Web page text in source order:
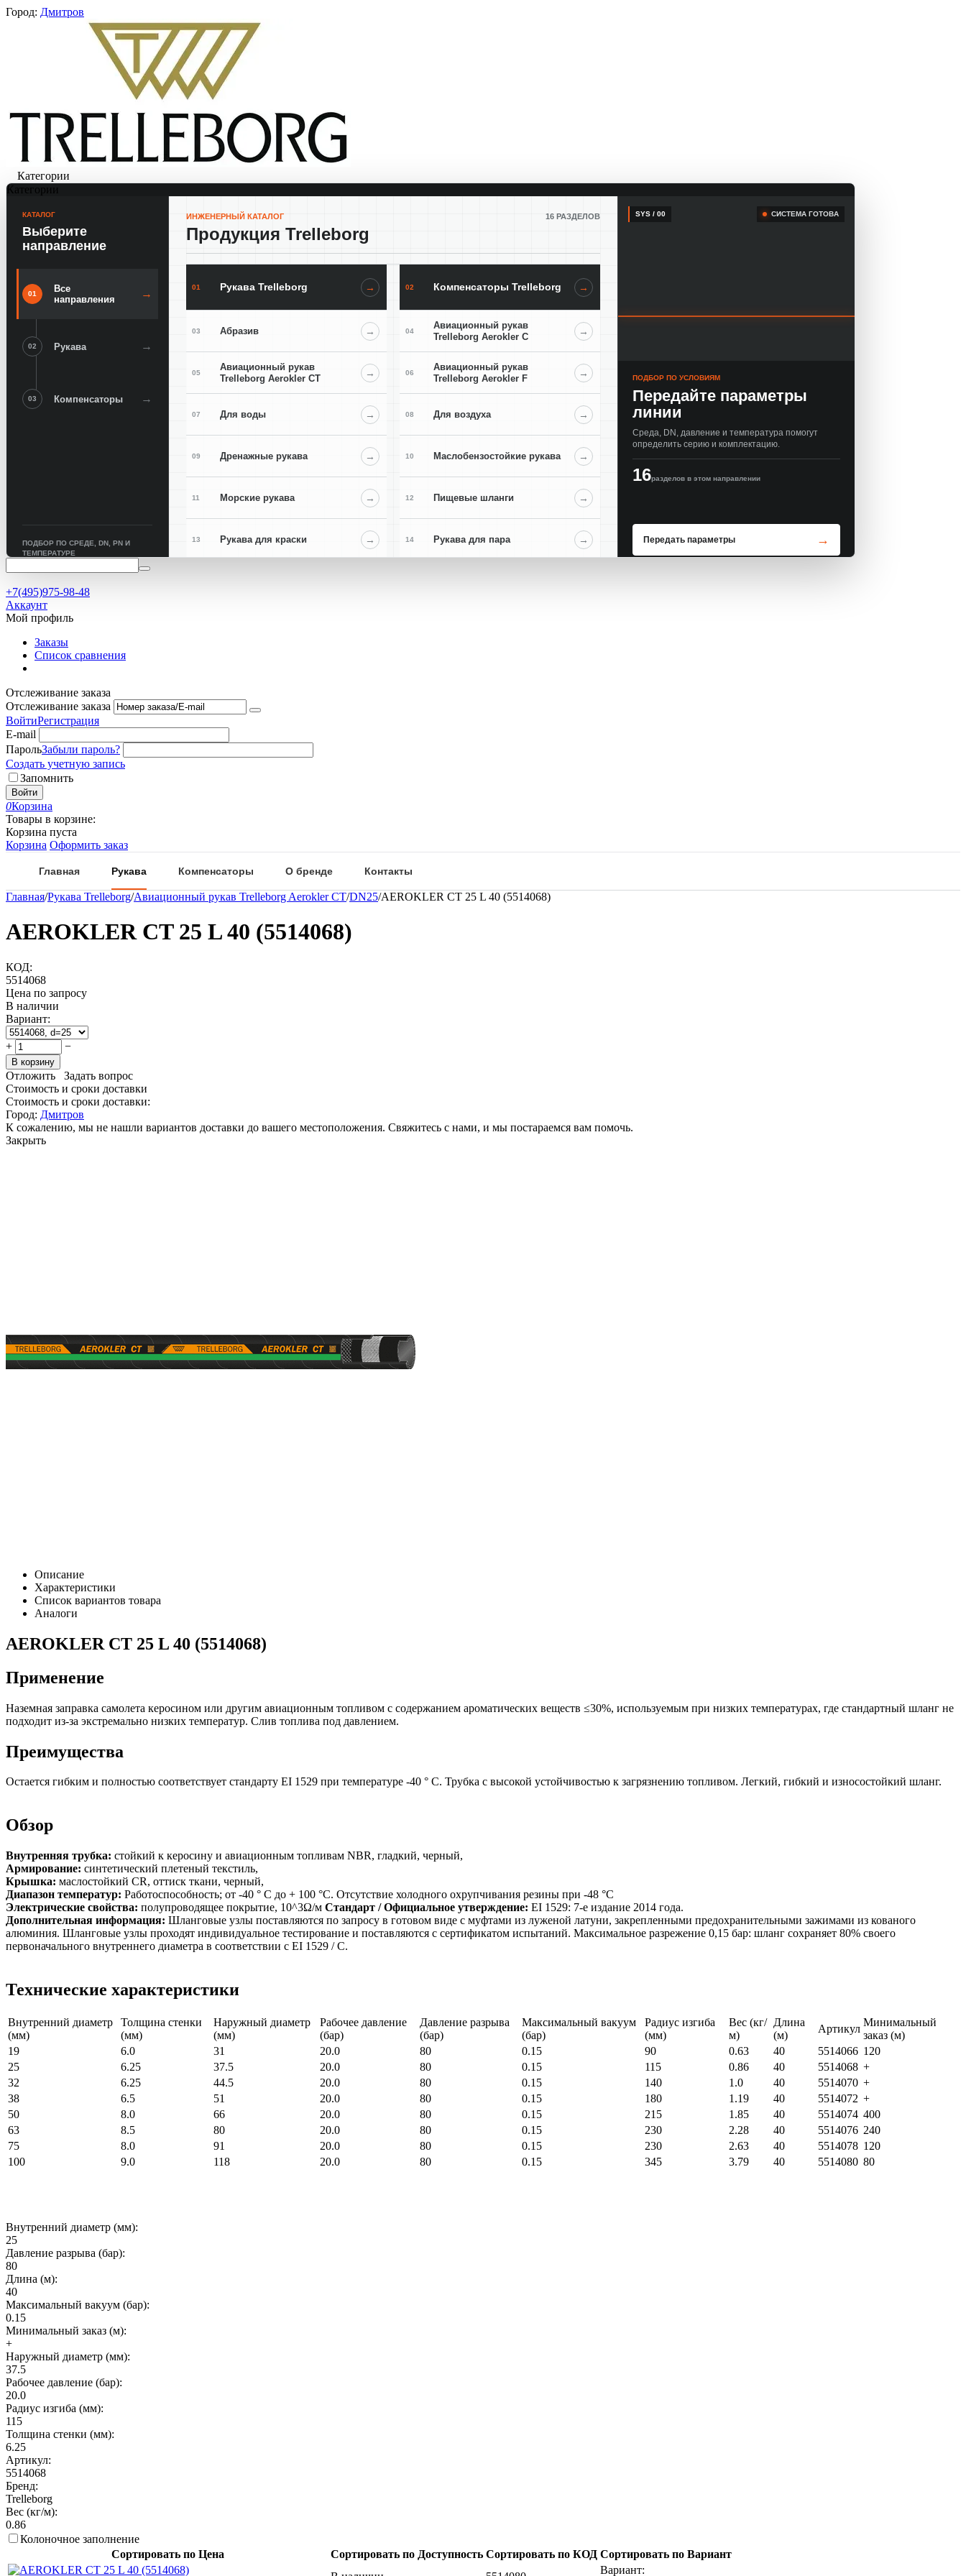
Город: Дмитров
Категории
Категории
КАТАЛОГ
Выберите
направление
01
Все
направления
→
02 Рукава →
03 Компенсаторы →
ПОДБОР ПО СРЕДЕ, DN, PN И
ТЕМПЕРАТУРЕ
ИНЖЕНЕРНЫЙ КАТАЛОГ
Продукция Trelleborg
16 РАЗДЕЛОВ
01 Рукава Trelleborg → 02 Компенсаторы Trelleborg →
03 Абразив → 04
Авиационный рукав
Trelleborg Aerokler C
→
05
Авиационный рукав
Trelleborg Aerokler CT
→ 06
Авиационный рукав
Trelleborg Aerokler F
→
07 Для воды → 08 Для воздуха →
09 Дренажные рукава → 10 Маслобензостойкие рукава →
11 Морские рукава → 12 Пищевые шланги →
13 Рукава для краски → 14 Рукава для пара →
SYS / 00 СИСТЕМА ГОТОВА
ПОДБОР ПО УСЛОВИЯМ
Передайте параметры
линии
Среда, DN, давление и температура помогут
определить серию и комплектацию.
16разделов в этом направлении
Передать параметры
+7(495)975-98-48
Аккаунт
Мой профиль
Заказы
Список сравнения
Отслеживание заказа
Отслеживание заказа
ВойтиРегистрация
E-mail
ПарольЗабыли пароль?
Создать учетную запись
Запомнить
Войти
0Корзина
Товары в корзине:
Корзина пуста
Корзина Оформить заказ
Главная Рукава Компенсаторы О бренде Контакты
Главная/Рукава Trelleborg/Авиационный рукав Trelleborg Aerokler CT/DN25/AEROKLER CT 25 L 40 (5514068)
AEROKLER CT 25 L 40 (5514068)
КОД:
5514068
Цена по запросу
В наличии
Вариант:
+ −
В корзину
Отложить
Задать вопрос
Стоимость и сроки доставки
Стоимость и сроки доставки:
Город: Дмитров
К сожалению, мы не нашли вариантов доставки до вашего местоположения. Свяжитесь с нами, и мы постараемся вам помочь.
Закрыть
Описание
Характеристики
Список вариантов товара
Аналоги
AEROKLER CT 25 L 40 (5514068)
Применение
Наземная заправка самолета керосином или другим авиационным топливом с содержанием ароматических веществ ≤30%, используемым при низких температурах, где стандартный шланг не
подходит из-за экстремально низких температур. Слив топлива под давлением.
Преимущества
Остается гибким и полностью соответствует стандарту EI 1529 при температуре -40 ° C. Трубка с высокой устойчивостью к загрязнению топливом. Легкий, гибкий и износостойкий шланг.
Обзор
Внутренняя трубка: стойкий к керосину и авиационным топливам NBR, гладкий, черный,
Армирование: синтетический плетеный текстиль,
Крышка: маслостойкий CR, оттиск ткани, черный,
Диапазон температур: Работоспособность; от -40 ° C до + 100 °C. Отсутствие холодного охрупчивания резины при -48 °C
Электрические свойства: полупроводящее покрытие, 10^3Ω/м Стандарт / Официальное утверждение: EI 1529: 7-е издание 2014 года.
Дополнительная информация: Шланговые узлы поставляются по запросу в готовом виде с муфтами из луженой латуни, закрепленными предохранительными зажимами из кованого
алюминия. Шланговые узлы проходят индивидуальное тестирование и поставляются с сертификатом испытаний. Максимальное разрежение 0,15 бар: шланг сохраняет 80% своего
первоначального внутреннего диаметра в соответствии с EI 1529 / C.
Технические характеристики
Внутренний диаметр
(мм)
Толщина стенки
(мм)
Наружный диаметр
(мм)
Рабочее давление
(бар)
Давление разрыва
(бар)
Максимальный вакуум
(бар)
Радиус изгиба
(мм)
Вес (кг/
м)
Длина
(м)
Артикул
Минимальный
заказ (м)
19
6.0 31 20.0 80 0.15 90 0.63 40 5514066 120
25
6.25 37.5 20.0 80 0.15 115 0.86 40 5514068 +
32
6.25 44.5 20.0 80 0.15 140 1.0 40 5514070 +
38
6.5 51 20.0 80 0.15 180 1.19 40 5514072 +
50
8.0 66 20.0 80 0.15 215 1.85 40 5514074 400
63
8.5 80 20.0 80 0.15 230 2.28 40 5514076 240
75
8.0 91 20.0 80 0.15 230 2.63 40 5514078 120
100
9.0 118 20.0 80 0.15 345 3.79 40 5514080 80
Внутренний диаметр (мм):
25
Давление разрыва (бар):
80
Длина (м):
40
Максимальный вакуум (бар):
0.15
Минимальный заказ (м):
+
Наружный диаметр (мм):
37.5
Рабочее давление (бар):
20.0
Радиус изгиба (мм):
115
Толщина стенки (мм):
6.25
Артикул:
5514068
Бренд:
Trelleborg
Вес (кг/м):
0.86
Колоночное заполнение
Сортировать по Цена
Сортировать по Доступность Сортировать по КОД Сортировать по Вариант
Вариант: